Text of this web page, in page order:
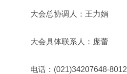
大会总协调人：王力娟
大会具体联系人：庞蕾
电话：(021)34207648-8012